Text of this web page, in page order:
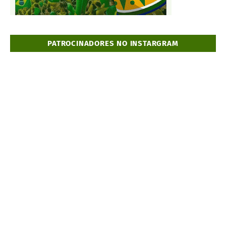
PATROCINADORES NO INSTARGRAM